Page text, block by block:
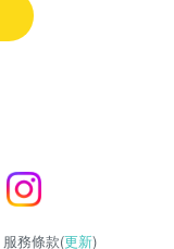
務條款(更新)